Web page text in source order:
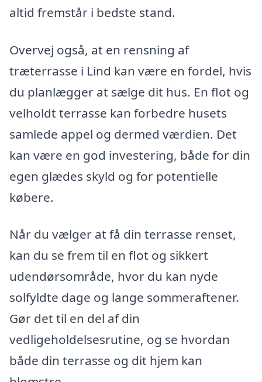
altid fremstår i bedste stand.
Overvej også, at en rensning af
træterrasse i Lind kan være en fordel, hvis
du planlægger at sælge dit hus. En flot og
velholdt terrasse kan forbedre husets
samlede appel og dermed værdien. Det
kan være en god investering, både for din
egen glædes skyld og for potentielle
købere.
Når du vælger at få din terrasse renset,
kan du se frem til en flot og sikkert
udendørsområde, hvor du kan nyde
solfyldte dage og lange sommeraftener.
Gør det til en del af din
vedligeholdelsesrutine, og se hvordan
både din terrasse og dit hjem kan